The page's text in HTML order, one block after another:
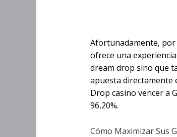
Afortunadamente, por
ofrece una
dream drop sino que
apuesta directamente
Drop casino vencer a
96,20%.
Cómo Maximizar Sus